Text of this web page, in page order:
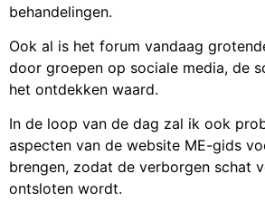
behandelingen.
Ook al is het forum vandaag
door groepen op sociale media, de
het ontdekken waard.
In de loop van de dag zal ik ook
aspecten van de website ME-gids
brengen, zodat de verborgen schat
ontsloten wordt.